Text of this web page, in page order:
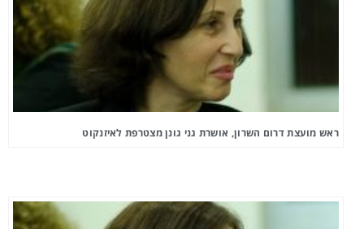
ראש מועצת דרום השרון, אושרת גני גונן מצטרפת לאיזנקוט